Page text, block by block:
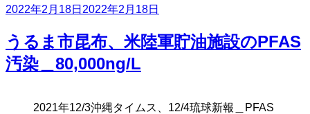
投
日:
2022年2月18日 2022年2月18日
うるま市昆布、米陸軍貯油施設のPFAS
汚染＿80,000ng/L
2021年12/3沖縄タイムス、12/4琉球新報＿PFAS